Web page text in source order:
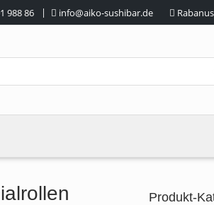
988 86 info@aiko-sushibar.de
Produkt-